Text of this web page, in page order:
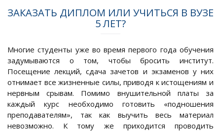
ЗАКАЗАТЬ ДИПЛОМ ИЛИ УЧИТЬСЯ В ВУЗЕ
5 ЛЕТ?
Многие студенты уже во время первого года обучения
задумываются о том, чтобы бросить институт.
Посещение лекций, сдача зачетов и экзаменов у них
отнимает все жизненные силы, приводя к истощениям и
нервным срывам. Помимо внушительной платы за
каждый курс необходимо готовить «подношения
преподавателям», так как выучить весь материал
невозможно. К тому же приходится проводить